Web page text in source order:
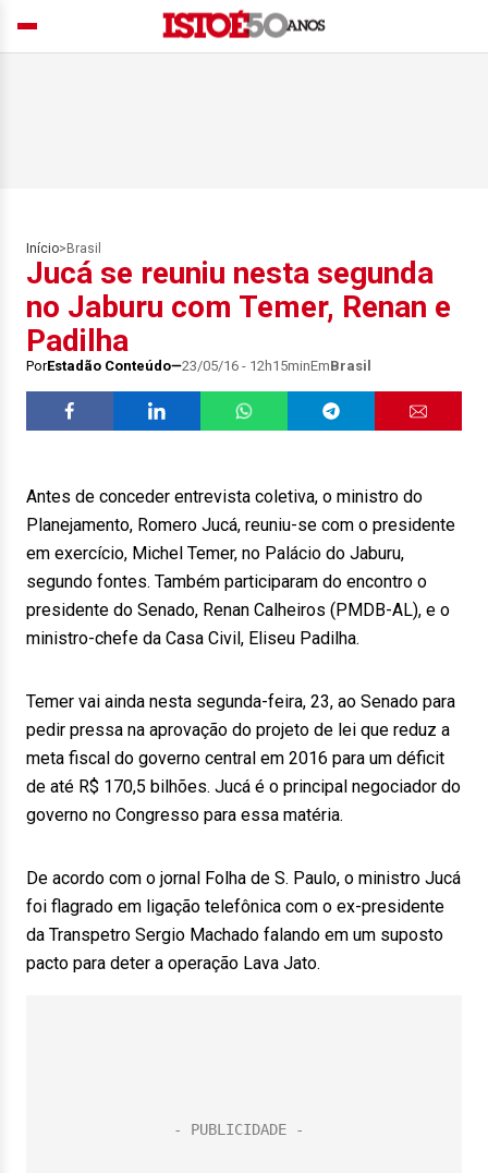
Início> Brasil
Jucá se reuniu nesta segunda
no Jaburu com Temer, Renan e
Padilha
PorEstadão Conteúdo 23/05/16 - 12h15minEmBrasil
Antes de conceder entrevista coletiva, o ministro do
Planejamento, Romero Jucá, reuniu-se com o presidente
em exercício, Michel Temer, no Palácio do Jaburu,
segundo fontes. Também participaram do encontro o
presidente do Senado, Renan Calheiros (PMDB-AL), e o
ministro-chefe da Casa Civil, Eliseu Padilha.
Temer vai ainda nesta segunda-feira, 23, ao Senado para
pedir pressa na aprovação do projeto de lei que reduz a
meta fiscal do governo central em 2016 para um déficit
de até R$ 170,5 bilhões. Jucá é o principal negociador do
governo no Congresso para essa matéria.
De acordo com o jornal Folha de S. Paulo, o ministro Jucá
foi flagrado em ligação telefônica com o ex-presidente
da Transpetro Sergio Machado falando em um suposto
pacto para deter a operação Lava Jato.